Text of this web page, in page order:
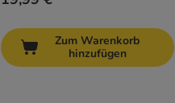
Zum Warenkorb
hinzufügen